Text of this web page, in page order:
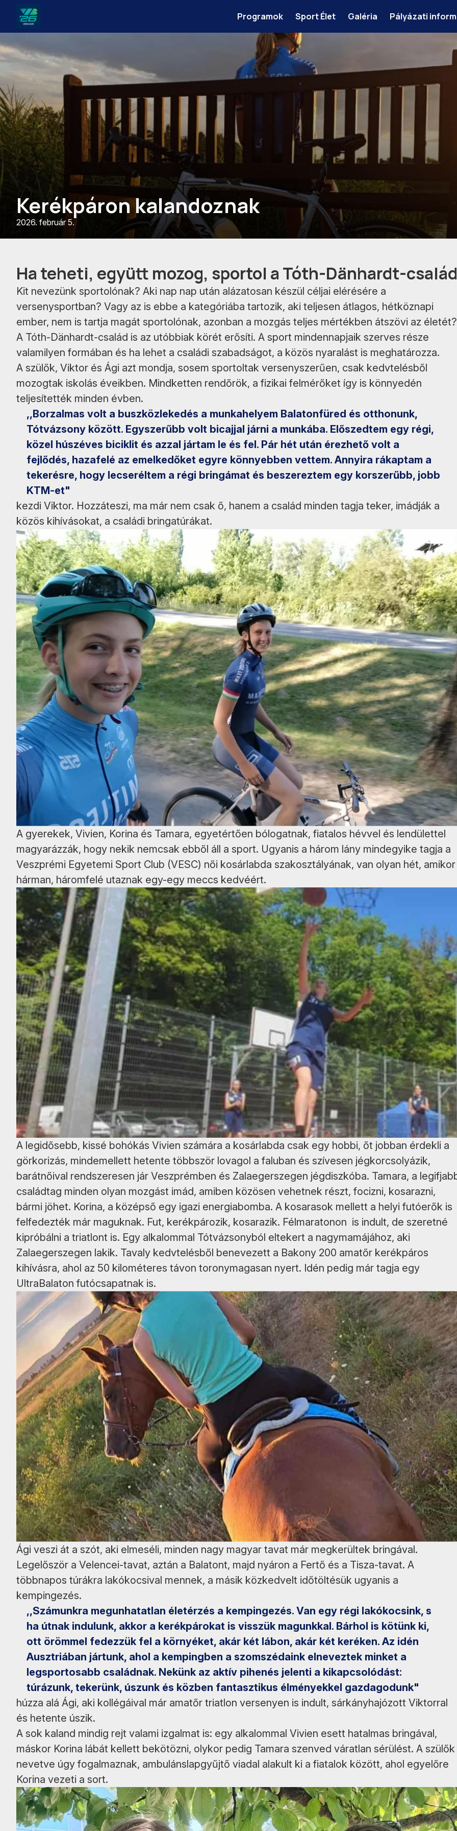
Veszprém-
Balaton
Európa
Sportrégiója
Programok Sport Élet Galéria Pályázati
Kerékpáron kalandoznak
2026. február 5.
Ha teheti, együtt mozog, sportol a Tóth-Dänhardt-család
Kit nevezünk sportolónak? Aki nap nap után alázatosan készül céljai elérésére a
versenysportban? Vagy az is ebbe a kategóriába tartozik, aki teljesen átlagos, hétköznapi
ember, nem is tartja magát sportolónak, azonban a mozgás teljes mértékben átszövi az életét?
A Tóth-Dänhardt-család is az utóbbiak körét erősíti. A sport mindennapjaik szerves része
valamilyen formában és ha lehet a családi szabadságot, a közös nyaralást is meghatározza.
A szülők, Viktor és Ági azt mondja, sosem sportoltak versenyszerűen, csak kedvtelésből
mozogtak iskolás éveikben. Mindketten rendőrök, a fizikai felmérőket így is könnyedén
teljesítették minden évben.
,,Borzalmas volt a buszközlekedés a munkahelyem Balatonfüred és otthonunk,
Tótvázsony között. Egyszerűbb volt bicajjal járni a munkába. Előszedtem egy régi,
közel húszéves biciklit és azzal jártam le és fel. Pár hét után érezhető volt a
fejlődés, hazafelé az emelkedőket egyre könnyebben vettem. Annyira rákaptam a
tekerésre, hogy lecseréltem a régi bringámat és beszereztem egy korszerűbb, jobb
KTM-et"
kezdi Viktor. Hozzáteszi, ma már nem csak ő, hanem a család minden tagja teker, imádják a
közös kihívásokat, a családi bringatúrákat.
A gyerekek, Vivien, Korina és Tamara, egyetértően bólogatnak, fiatalos hévvel és lendülettel
magyarázzák, hogy nekik nemcsak ebből áll a sport. Ugyanis a három lány mindegyike tagja a
Veszprémi Egyetemi Sport Club (VESC) női kosárlabda szakosztályának, van olyan hét, amikor
hárman, háromfelé utaznak egy-egy meccs kedvéért.
A legidősebb, kissé bohókás Vivien számára a kosárlabda csak egy hobbi, őt jobban érdekli a
görkorizás, mindemellett hetente többször lovagol a faluban és szívesen jégkorcsolyázik,
barátnőival rendszeresen jár Veszprémben és Zalaegerszegen jégdiszkóba. Tamara, a
családtag minden olyan mozgást imád, amiben közösen vehetnek részt, focizni, kosarazni,
bármi jöhet. Korina, a középső egy igazi energiabomba. A kosarasok mellett a helyi futóerők is
felfedezték már maguknak. Fut, kerékpározik, kosarazik. Félmaratonon is indult, de szeretné
kipróbálni a triatlont is. Egy alkalommal Tótvázsonyból eltekert a nagymamájához, aki
Zalaegerszegen lakik. Tavaly kedvtelésből benevezett a Bakony 200 amatőr kerékpáros
kihívásra, ahol az 50 kilométeres távon toronymagasan nyert. Idén pedig már tagja egy
UltraBalaton futócsapatnak is.
Ági veszi át a szót, aki elmeséli, minden nagy magyar tavat már megkerültek bringával.
Legelőször a Velencei-tavat, aztán a Balatont, majd nyáron a Fertő és a Tisza-tavat. A
többnapos túrákra lakókocsival mennek, a másik közkedvelt időtöltésük ugyanis a
kempingezés.
,,Számunkra megunhatatlan életérzés a kempingezés. Van egy régi lakókocsink, s
ha útnak indulunk, akkor a kerékpárokat is visszük magunkkal. Bárhol is kötünk ki,
ott örömmel fedezzük fel a környéket, akár két lábon, akár két keréken. Az idén
Ausztriában jártunk, ahol a kempingben a szomszédaink elneveztek minket a
legsportosabb családnak. Nekünk az aktív pihenés jelenti a kikapcsolódást:
túrázunk, tekerünk, úszunk és közben fantasztikus élményekkel gazdagodunk"
húzza alá Ági, aki kollégáival már amatőr triatlon versenyen is indult, sárkányhajózott Viktorral
és hetente úszik.
A sok kaland mindig rejt valami izgalmat is: egy alkalommal Vivien esett hatalmas bringával,
máskor Korina lábát kellett bekötözni, olykor pedig Tamara szenved váratlan sérülést. A szülők
nevetve úgy fogalmaznak, ambulánslapgyűjtő viadal alakult ki a fiatalok között, ahol egyelőre
Korina vezeti a sort.